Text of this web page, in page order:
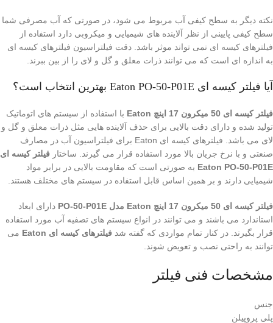
نکته دیگر به سطح کیفی آب مربوط می شود، در صورتی که آب مصرفی شما
سطح کیفی پایینی از نظر آلاینده های شیمیایی و میکروبی دارد استفاده از
فیلترهای کیسه ای نمی تواند موثر باشد. دقت فیلتراسیون فیلترهای کیسه ای
به اندازه ای است که می توانند ذرات معلق و گل و لای را از بین ببرند.
آیا فیلتر کیسه ای Eaton PO-50-P01E بهترین انتخاب است؟
فیلتر کیسه ای 50 میکرون 17 اینچ Eaton
با استفاده از سیستم های اتوماتیک
تولید شده و دارای دقت بالایی برای حذف آلاینده هایی مثل ذرات معلق و گل و
لای می باشد. فیلترهای کیسه ای Eaton برای فیلتراسیون آب در مصارف
صنعتی و با نرخ جریان بالا مورد استفاده قرار می گیرند. ساختار فیلتر کیسه ای
Eaton PO-50-P01E به صورتی است که مقاومت بالایی در برابر مواد
شیمیایی دارند و بر همین اساس قابل استفاده در سیستم های مختلف هستند.
فیلتر کیسه ای 50 میکرون 17 اینچ Eaton مدل PO-50-P01E
دارای ابعاد
استاندارد می باشند و می توانند در انواع سیستم های تصفیه آب مورد استفاده
قرار بگیرند. در کنار تمام مواردی که گفته شد فیلترهای کیسه ای Eaton
می
توانند به راحتی نصب و تعویض شوند.
مشخصات فنی فیلتر
جنس
پلی پروپیلن